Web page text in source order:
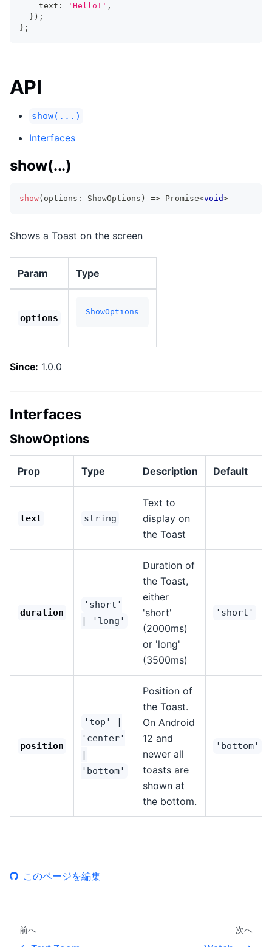
    text
: 'Hello!' ,
} ) ;
} ;
API
show(...)
Interfaces
show(...)
show( options : ShowOptions ) => Promise<void>
Shows a Toast on the screen
Param Type
options
ShowOptions
Since: 1.0.0
Interfaces
ShowOptions
Prop Type Description Default
text string
Text to
display on
the Toast
duration
'short'
| 'long'
Duration of
the Toast,
either
'short'
(2000ms)
or 'long'
(3500ms)
'short'
position
'top' |
'center'
|
'bottom'
Position of
the Toast.
On Android
12 and
newer all
toasts are
shown at
the bottom.
'bottom'
このページを編集
前へ 次へ